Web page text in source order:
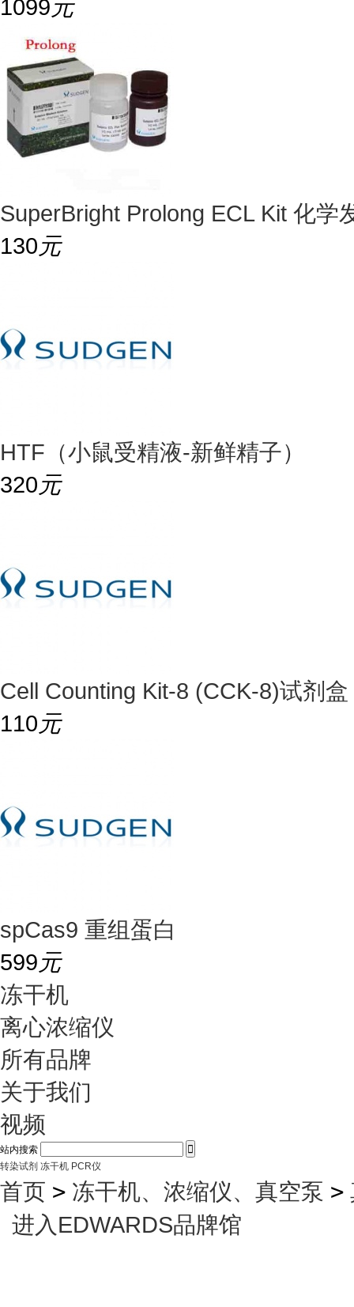
1099元
SuperBright Prolong ECL Kit 化学
130元
HTF（小鼠受精液-新鲜精子）
320元
Cell Counting Kit-8 (CCK-8)试剂盒
110元
spCas9 重组蛋白
599元
冻干机
离心浓缩仪
所有品牌
关于我们
视频
站内搜索 
转染试剂 冻干机 PCR仪
首页 > 冻干机、浓缩仪、真空泵 >
进入EDWARDS品牌馆